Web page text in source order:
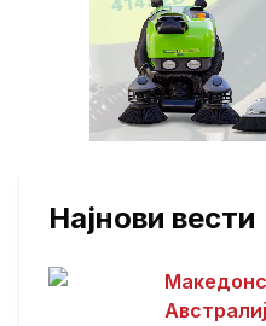
Најнови вести